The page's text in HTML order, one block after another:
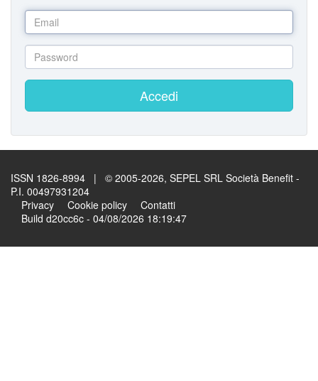
Accedi
ISSN 1826-8994 | © 2005-2026, SEPEL SRL Società Benefit -
P.I. 00497931204
Privacy
Cookie policy
Contatti
Build d20cc6c - 04/08/2026 18:19:47